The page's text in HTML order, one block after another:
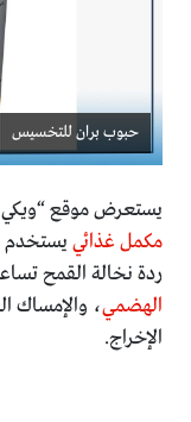
حبوب بران للتخسيس
يستعرض موقع
مكمل غذائي يستخدم
ردة نخالة القمح
الهضمي، والإمساك
الإخراج.